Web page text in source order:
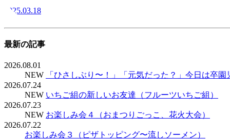
2025.03.18
最新の記事
2026.08.01
NEW
「ひさしぶり〜！」「元気だった？」今日は卒園
2026.07.24
NEW いちご組の新しいお友達（フルーツいちご組）
2026.07.23
NEW お楽しみ会４（おまつりごっこ、花火大会）
2026.07.22
お楽しみ会３（ピザトッピング〜流しソーメン）